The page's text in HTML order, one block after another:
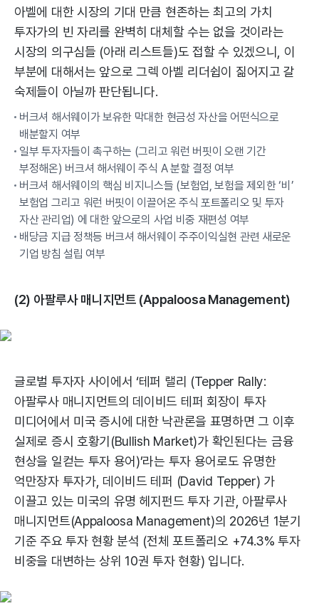
아벨에 대한 시장의 기대 만큼 현존하는 최고의 가치
투자가의 빈 자리를 완벽히 대체할 수는 없을 것이라는
시장의 의구심들 (아래 리스트들)도 접할 수 있겠으니, 이
부분에 대해서는 앞으로 그렉 아벨 리더쉽이 짊어지고 갈
숙제들이 아닐까 판단됩니다.
버크셔 해서웨이가 보유한 막대한 현금성 자산을 어떤식으로
배분할지 여부
일부 투자자들이 촉구하는 (그리고 워런 버핏이 오랜 기간
부정해온) 버크셔 해서웨이 주식 A 분할 결정 여부
버크셔 해서웨이의 핵심 비지니스들 (보험업, 보험을 제외한 ‘비’
보험업 그리고 워런 버핏이 이끌어온 주식 포트폴리오 및 투자
자산 관리업) 에 대한 앞으로의 사업 비중 재편성 여부
배당금 지급 정책등 버크셔 해서웨이 주주이익실현 관련 새로운
기업 방침 설립 여부
(2) 아팔루사 매니지먼트 (Appaloosa Management)
글로벌 투자자 사이에서 ‘테퍼 랠리 (Tepper Rally:
아팔루사 매니지먼트의 데이비드 테퍼 회장이 투자
미디어에서 미국 증시에 대한 낙관론을 표명하면 그 이후
실제로 증시 호황기(Bullish Market)가 확인된다는 금융
현상을 일컫는 투자 용어)’라는 투자 용어로도 유명한
억만장자 투자가, 데이비드 테퍼 (David Tepper) 가
이끌고 있는 미국의 유명 헤지펀드 투자 기관, 아팔루사
매니지먼트(Appaloosa Management)의 2026년 1분기
기준 주요 투자 현황 분석 (전체 포트폴리오 +74.3% 투자
비중을 대변하는 상위 10권 투자 현황) 입니다.